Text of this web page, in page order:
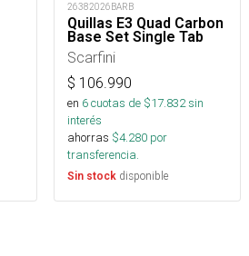
26382026BARB
Quillas E3 Quad Carbon
Base Set Single Tab
Scarfini
$ 106.990
en 6cuotas de $17.832sin
interés
ahorras $4.280 por
transferencia.
Sin stock disponible